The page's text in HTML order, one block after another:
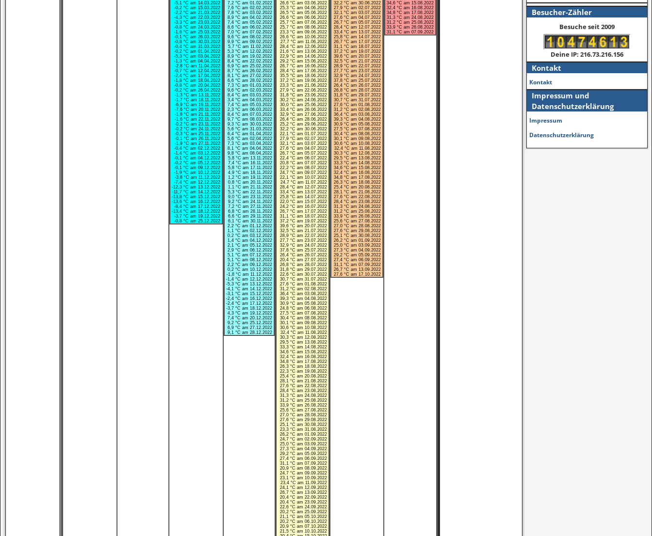
Besucher-Zähler
Besuche seit 2009
Deine IP: 216.73.216.156
Kontakt
Kontakt
Impressum und
Datenschutzerklärung
Impressum
Datenschutzerklärung